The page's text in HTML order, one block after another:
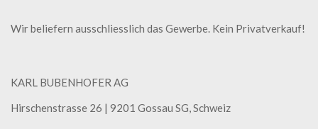
Wir beliefern ausschliesslich das Gewerbe. Kein Privatverkauf!
KARL BUBENHOFER AG
Hirschenstrasse 26 | ​9201 Gossau SG, Schweiz